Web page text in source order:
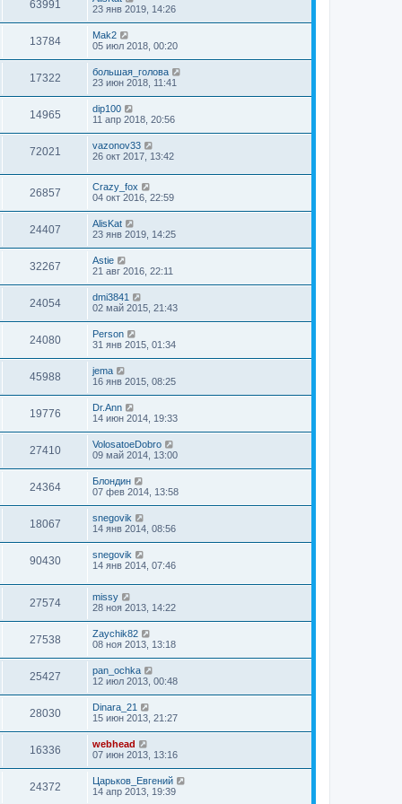
63991
23 янв 2019, 14:26
13784
Mak2
05 июл 2018, 00:20
17322
большая_голова
23 июн 2018, 11:41
14965
dip100
11 апр 2018, 20:56
72021
vazonov33
26 окт 2017, 13:42
26857
Crazy_fox
04 окт 2016, 22:59
24407
AlisKat
23 янв 2019, 14:25
32267
Astie
21 авг 2016, 22:11
24054
dmi3841
02 май 2015, 21:43
24080
Person
31 янв 2015, 01:34
45988
jema
16 янв 2015, 08:25
19776
Dr.Ann
14 июн 2014, 19:33
27410
VolosatoeDobro
09 май 2014, 13:00
24364
Блондин
07 фев 2014, 13:58
18067
snegovik
14 янв 2014, 08:56
90430
snegovik
14 янв 2014, 07:46
27574
missy
28 ноя 2013, 14:22
27538
Zaychik82
08 ноя 2013, 13:18
25427
pan_ochka
12 июл 2013, 00:48
28030
Dinara_21
15 июн 2013, 21:27
16336
webhead
07 июн 2013, 13:16
24372
Царьков_Евгений
14 апр 2013, 19:39